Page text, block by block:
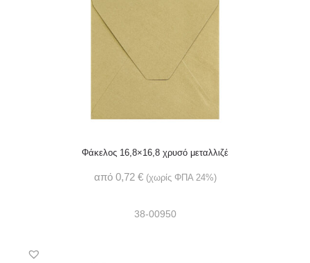
Φάκελος 16,8×16,8 χρυσό μεταλλιζέ
από 0,72 € (χωρίς ΦΠΑ 24%)
38-00950